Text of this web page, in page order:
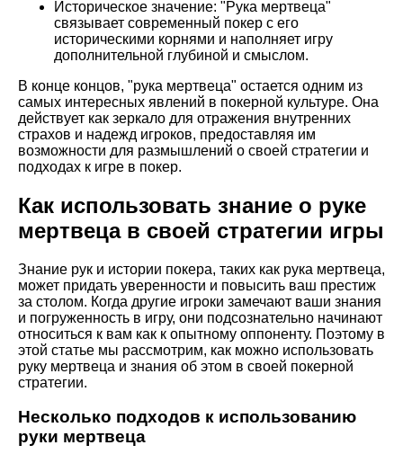
Историческое значение: "Рука мертвеца"
связывает современный покер с его
историческими корнями и наполняет игру
дополнительной глубиной и смыслом.
В конце концов, "рука мертвеца" остается одним из
самых интересных явлений в покерной культуре. Она
действует как зеркало для отражения внутренних
страхов и надежд игроков, предоставляя им
возможности для размышлений о своей стратегии и
подходах к игре в покер.
Как использовать знание о руке
мертвеца в своей стратегии игры
Знание рук и истории покера, таких как рука мертвеца,
может придать уверенности и повысить ваш престиж
за столом. Когда другие игроки замечают ваши знания
и погруженность в игру, они подсознательно начинают
относиться к вам как к опытному оппоненту. Поэтому в
этой статье мы рассмотрим, как можно использовать
руку мертвеца и знания об этом в своей покерной
стратегии.
Несколько подходов к использованию
руки мертвеца